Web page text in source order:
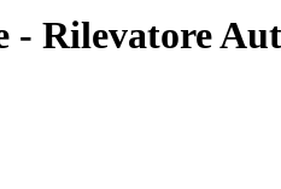
Rilevatore